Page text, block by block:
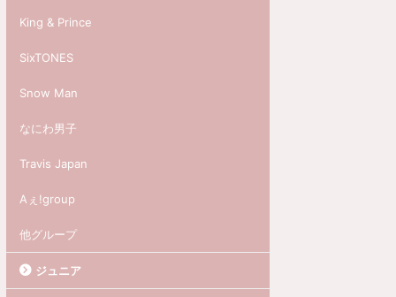
King & Prince
SixTONES
Snow Man
なにわ男子
Travis Japan
Aぇ!group
他グループ
ジュニア